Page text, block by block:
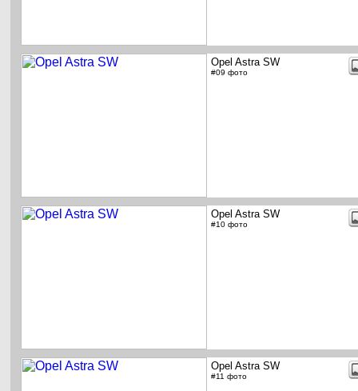
Opel Astra SW
#09 фото
Opel Astra SW
#10 фото
Opel Astra SW
#11 фото